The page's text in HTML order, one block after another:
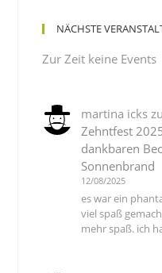
NÄCHSTE
Zur Zeit keine Events
martina icks zu
Zehntfest
dankbaren
Sonnenbrand
12/08/2025
es war ein
viel spaß
mehr spaß. ich